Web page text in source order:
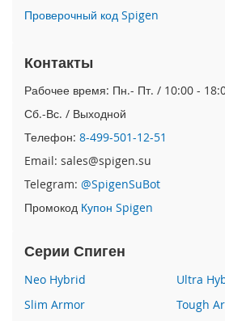
i
o
n
e
A
i
r
i
P
h
e
7
Проверочный код Spigen
Контакты
Рабочее время: Пн.- Пт. / 10:00 -
Сб.-Вс. / Выходной
Телефон: 8-499-501-12-51
Email: sales@spigen.su
Telegram: @SpigenSuBot
Промокод Купон Spigen
Серии Спиген
Neo Hybrid
Ultra
Slim Armor
Tough